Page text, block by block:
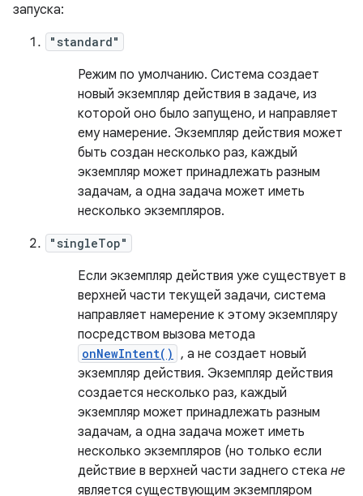
запуска:
"standard"
Режим по умолчанию. Система создает
новый экземпляр действия в задаче, из
которой оно было запущено, и направляет
ему намерение. Экземпляр действия может
быть создан несколько раз, каждый
экземпляр может принадлежать разным
задачам, а одна задача может иметь
несколько экземпляров.
"singleTop"
Если экземпляр действия уже существует в
верхней части текущей задачи, система
направляет намерение к этому экземпляру
посредством вызова метода
onNewIntent() , а не создает новый
экземпляр действия. Экземпляр действия
создается несколько раз, каждый
экземпляр может принадлежать разным
задачам, а одна задача может иметь
несколько экземпляров (но только если
действие в верхней части заднего стека не
является существующим экземпляром